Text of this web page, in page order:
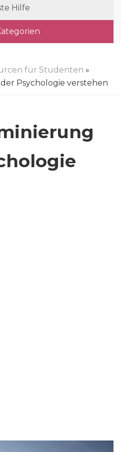
Hilfe
für Studenten »
Psychologie verstehen